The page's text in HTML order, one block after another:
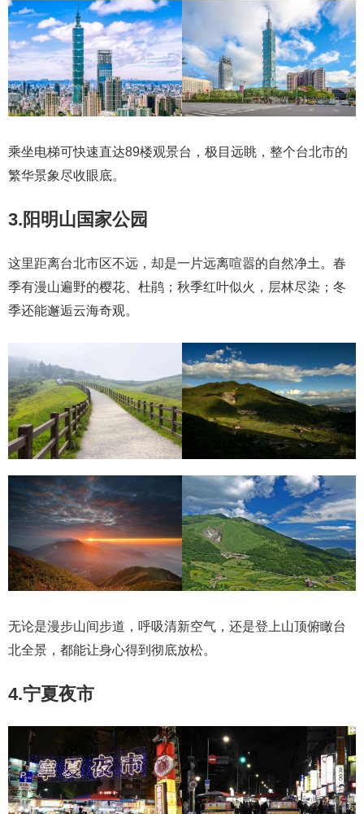
乘坐电梯可快速直达89楼观景台，极目远眺，整个台北市的
繁华景象尽收眼底。
3.阳明山国家公园
这里距离台北市区不远，却是一片远离喧嚣的自然净土。春
季有漫山遍野的樱花、杜鹃；秋季红叶似火，层林尽染；冬
季还能邂逅云海奇观。
无论是漫步山间步道，呼吸清新空气，还是登上山顶俯瞰台
北全景，都能让身心得到彻底放松。
4.宁夏夜市